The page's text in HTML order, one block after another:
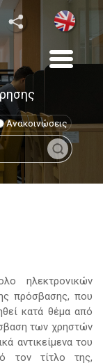
Ανακοινώσεις
ηλεκτρονικών
πρόσβασης, που
κατά θέμα από
των χρηστών
αντικείμενα του
τον τίτλο της,